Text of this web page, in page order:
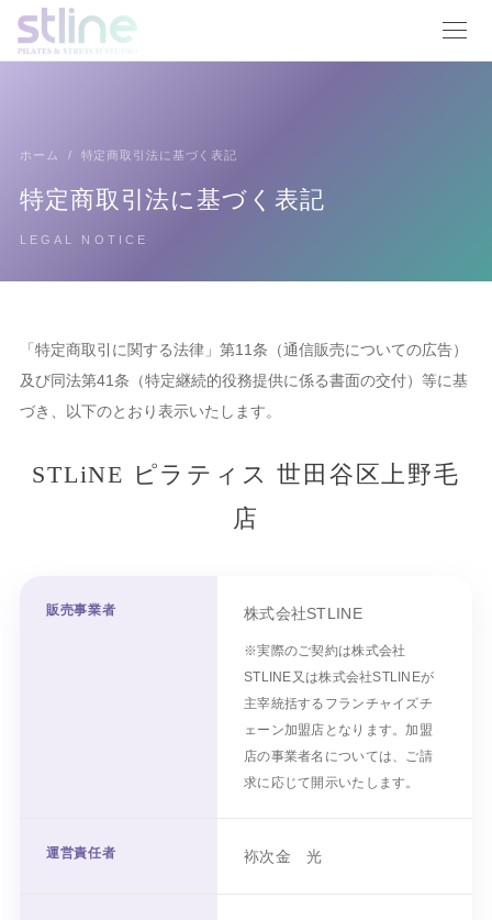
ホーム / 特定商取引法に基づく表記
特定商取引法に基づく表記
LEGAL NOTICE
「特定商取引に関する法律」第11条（通信販売についての広告）
及び同法第41条（特定継続的役務提供に係る書面の交付）等に基
づき、以下のとおり表示いたします。
STLiNE ピラティス 世田谷区上野毛
店
販売事業者 株式会社STLINE
※実際のご契約は株式会社
STLINE又は株式会社STLINEが
主宰統括するフランチャイズチ
ェーン加盟店となります。加盟
店の事業者名については、ご請
求に応じて開示いたします。
運営責任者 袮次金 光